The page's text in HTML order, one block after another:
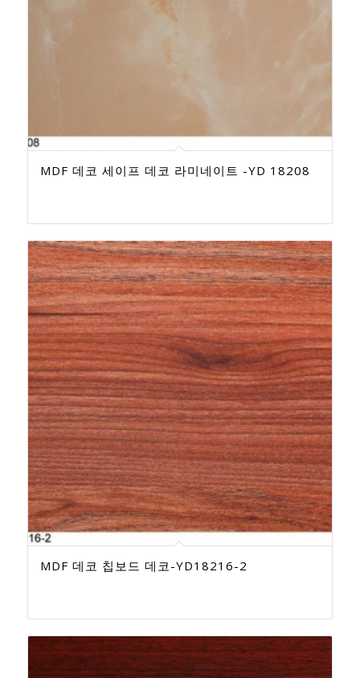
MDF 데코 세이프 데코 라미네이트 -YD 18208
MDF 데코 칩보드 데코-YD18216-2